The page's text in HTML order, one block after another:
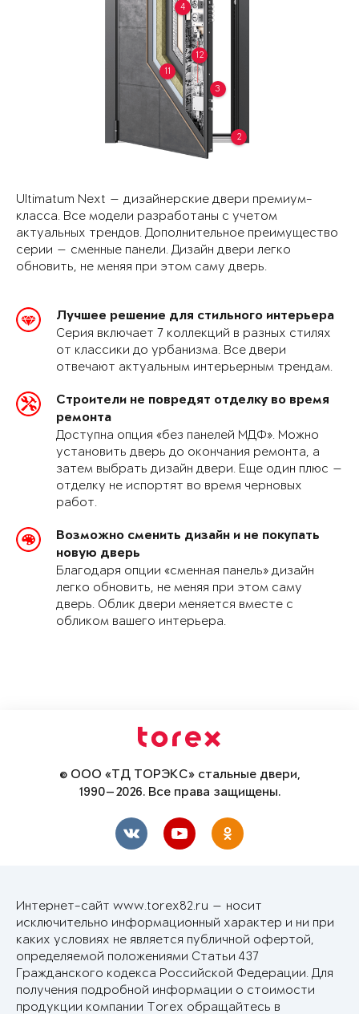
2
3
4
11
12
Ultimatum Next — дизайнерские двери премиум-
класса. Все модели разработаны с учетом
актуальных трендов. Дополнительное преимущество
серии — сменные панели. Дизайн двери легко
обновить, не меняя при этом саму дверь.
Лучшее решение для стильного интерьера
Серия включает 7 коллекций в разных стилях
от классики до урбанизма. Все двери
отвечают актуальным интерьерным трендам.
Строители не повредят отделку во время
ремонта
Доступна опция «без панелей МДФ». Можно
установить дверь до окончания ремонта, а
затем выбрать дизайн двери. Еще один плюс —
отделку не испортят во время черновых
работ.
Возможно сменить дизайн и не покупать
новую дверь
Благодаря опции «сменная панель» дизайн
легко обновить, не меняя при этом саму
дверь. Облик двери меняется вместе с
обликом вашего интерьера.
© ООО «ТД ТОРЭКС» стальные двери,
1990—2026. Все права защищены.
Интернет-сайт www.torex82.ru — носит
исключительно информационный характер и ни при
каких условиях не является публичной офертой,
определяемой положениями Статьи 437
Гражданского кодекса Российской Федерации. Для
получения подробной информации о стоимости
продукции компании Torex обращайтесь в